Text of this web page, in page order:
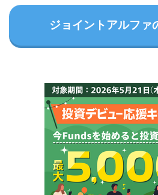
ジョイントアルファ